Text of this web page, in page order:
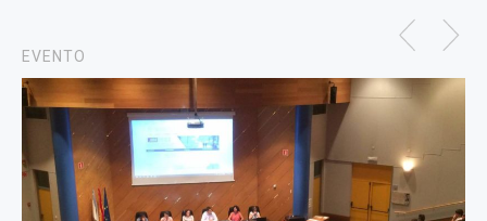
EVENTO